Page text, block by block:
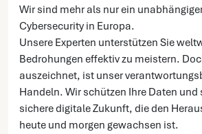
Wir sind mehr als nur ein
Cybersecurity in Europa.
Unsere Experten unterstützen Sie
Bedrohungen effektiv zu meistern.
auszeichnet, ist unser
Handeln. Wir schützen Ihre Daten und
sichere digitale Zukunft, die den
heute und morgen gewachsen ist.